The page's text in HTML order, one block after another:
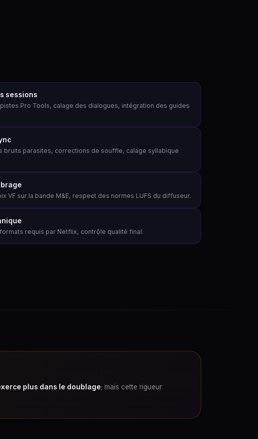
sessions
Pro Tools, calage des dialogues, intégration des guides
bruits parasites, corrections de souffle, calage syllabique
VF sur la bande M&E, respect des normes LUFS du diffuseur.
requis par Netflix, contrôle qualité final.
plus dans le doublage; mais cette rigueur